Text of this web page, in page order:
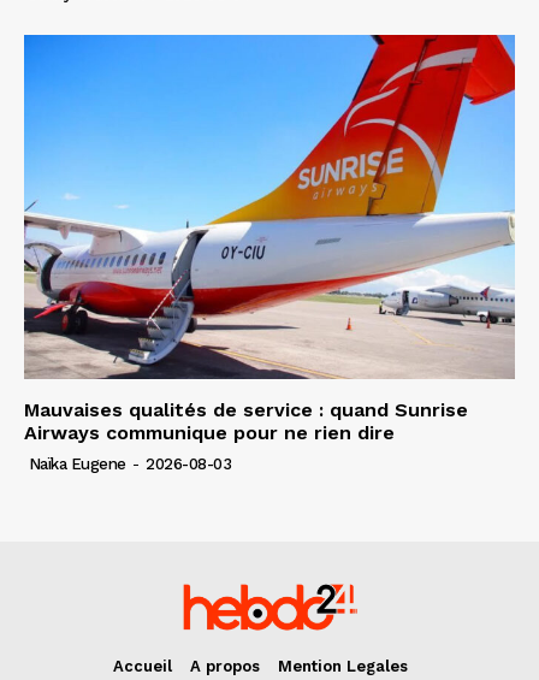
Mauvaises qualités de service : quand Sunrise
Airways communique pour ne rien dire
Naïka Eugene - 2026-08-03
Accueil A propos
Mention Legales